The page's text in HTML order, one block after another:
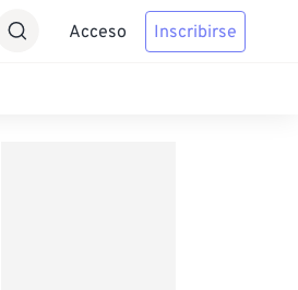
Acceso Inscribirse